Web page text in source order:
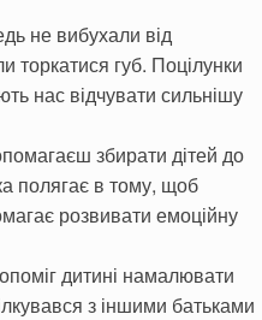
не вибухали від
торкатися губ. Поцілунки
нас відчувати сильнішу
збирати дітей до
полягає в тому, щоб
розвивати емоційну
дитині намалювати
з іншими батьками